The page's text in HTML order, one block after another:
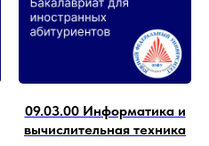
09.03.00 Информатика и
вычислительная техника